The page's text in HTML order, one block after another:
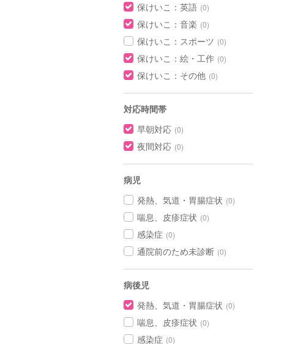
保けいこ：英語 (0)
保けいこ：音楽 (0)
保けいこ：スポーツ (0)
保けいこ：絵・工作 (0)
保けいこ：その他 (0)
対応時間帯
早朝対応 (0)
夜間対応 (0)
病児
発熱、気道・胃腸症状 (0)
喘息、皮疹症状 (0)
感染症 (0)
通院前のため未診断 (0)
病後児
発熱、気道・胃腸症状 (0)
喘息、皮疹症状 (0)
感染症 (0)